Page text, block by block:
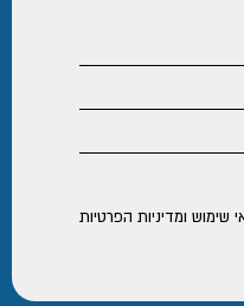
שימוש ומדיניות הפרטיות